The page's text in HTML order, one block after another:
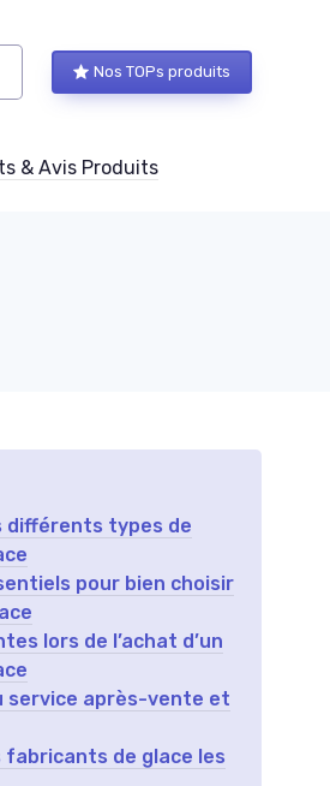
Nos TOPs produits
& Avis Produits
différents types de
pour bien choisir
lors de l’achat d’un
service après-vente et
de glace les